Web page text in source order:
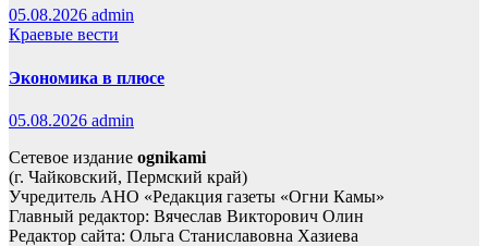
05.08.2026 admin
Краевые вести
Экономика в плюсе
05.08.2026 admin
Сетевое издание ognikami
(г. Чайковский, Пермский край)
Учредитель АНО «Редакция газеты «Огни Камы»
Главный редактор: Вячеслав Викторович Олин
Редактор сайта: Ольга Станиславовна Хазиева